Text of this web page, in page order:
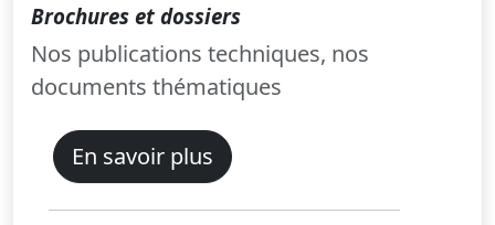
Brochures et dossiers
Nos publications techniques, nos
documents thématiques
En savoir plus